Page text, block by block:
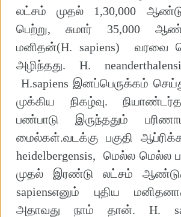
லட்சம் முதல் 1,30,000
பெற்று, சுமார் 35,000
மனிதன்(H. sapiens) வரவை
அழிந்தது. H.
H.sapiens இனப்பெருக்கம்
முக்கிய நிகழ்வு.
பண்பாடு இருந்ததும்
மைல்கள்.வடக்கு பகுதி
heidelbergensis, மெல்ல மெல்ல
முதல் இரண்டு லட்சம்
sapiensஎனும் புதிய
அதாவது நாம் தான். H.